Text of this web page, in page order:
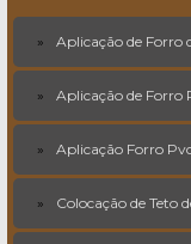
Aplicação de Forro
Aplicação de Forro
Aplicação Forro
Colocação de Teto